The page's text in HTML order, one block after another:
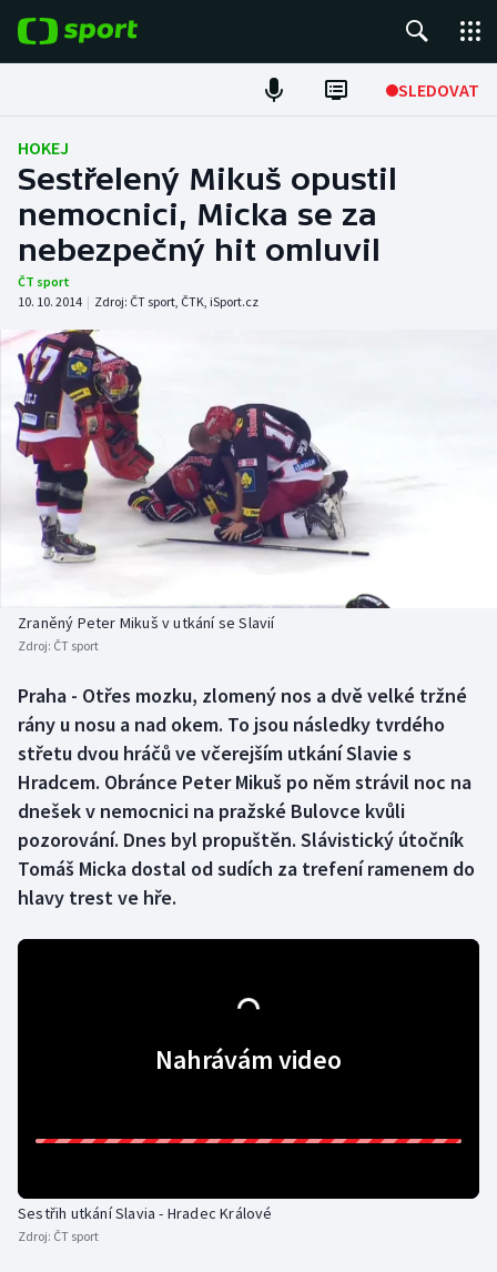
SLEDOVAT
Fotbal
Hokej
Tenis
Atletika
Cyklistika
DALŠÍ SPORTY
Americký fotbal
Baseball a softbal
Basketbal
Biatlon
Box
Curling
Dostihy
Florbal
Futsal
Judo
NEPŘEHLÉDNĚTE
Soutěže
Historické návraty
Aplikace ČT sport
HOKEJ
Sestřelený Mikuš opustil
nemocnici, Micka se za
nebezpečný hit omluvil
ČT sport
10. 10. 2014 | Zdroj: ČT sport, ČTK, iSport.cz
Zraněný Peter Mikuš v utkání se Slavií
Zdroj: ČT sport
Praha - Otřes mozku, zlomený nos a dvě velké tržné
rány u nosu a nad okem. To jsou následky tvrdého
střetu dvou hráčů ve včerejším utkání Slavie s
Hradcem. Obránce Peter Mikuš po něm strávil noc na
dnešek v nemocnici na pražské Bulovce kvůli
pozorování. Dnes byl propuštěn. Slávistický útočník
Tomáš Micka dostal od sudích za trefení ramenem do
hlavy trest ve hře.
Nahrávám video
Sestřih utkání Slavia - Hradec Králové
Zdroj: ČT sport